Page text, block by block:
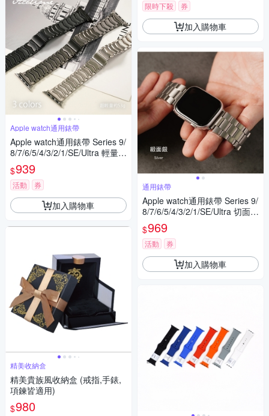
Apple watch通用錶帶
Apple watch通用錶帶 Series 9/
8/7/6/5/4/3/2/1/SE/Ultra 輕量V
型鈦錶帶
$939
活動 券
加入購物車
精美收納盒
精美貴族風收納盒 (戒指,手錶,
項鍊皆適用)
$980
限時下殺 券
加入購物車
通用錶帶
Apple watch通用錶帶 Series 9/
8/7/6/5/4/3/2/1/SE/Ultra 切面緞
光磨砂鈦錶帶
$969
活動 券
加入購物車